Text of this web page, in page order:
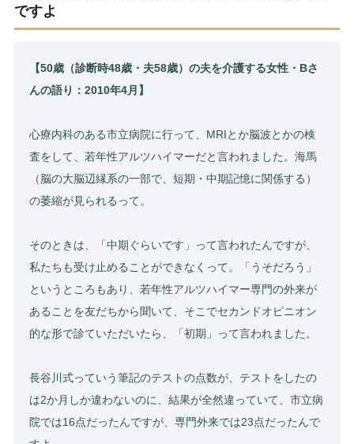
ですよ
【50歳（診断時48歳・夫58歳）の夫を介護する女性・Bさ
んの語り：2010年4月】
心療内科のある市立病院に行って、MRIとか脳波とかの検
査をして、若年性アルツハイマーだと言われました。海馬
（脳の大脳辺縁系の一部で、短期・中期記憶に関係する）
の萎縮が見られるって。
そのときは、「中期ぐらいです」って言われたんですが、
私たちも受け止めることができなくって。「うそだろう」
というところもあり、若年性アルツハイマー専門の外来が
あることを友だちから聞いて、そこでセカンドオピニオン
的な形で診ていただいたら、「初期」って言われました。
長谷川式っていう筆記のテストの点数が、テストをしたの
は2か月しか違わないのに、結果が全然違っていて、市立病
院では16点だったんですが、専門外来では23点だったんで